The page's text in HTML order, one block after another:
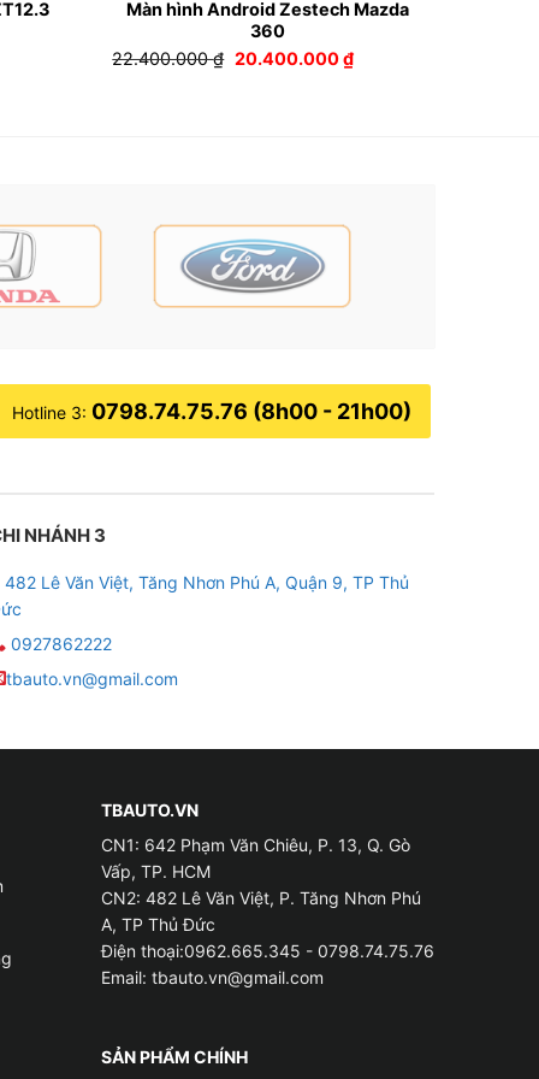
Màn hình Android Zestech Mazda
360
22.400.000₫ Giá
20.400.000₫Giá
hiện
Hotline 3: 0798.74.75.76 (8h00 - 21h00)
NHÁNH 3
482 Lê Văn Việt, Tăng Nhơn Phú A, Quận 9, TP Thủ
0927862222
tbauto.vn@gmail.com
TBAUTO.VN
CN1: 642 Phạm Văn Chiêu, P. 13, Q. Gò
Vấp, TP. HCM
CN2: 482 Lê Văn Việt, P. Tăng Nhơn Phú
A, TP Thủ Đức
Điện thoại:0962.665.345 - 0798.74.75.76
Email: tbauto.vn@gmail.com
SẢN PHẨM CHÍNH